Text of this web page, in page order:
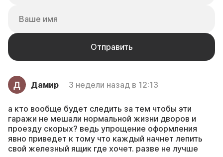
Дамир 3 недели назад в 12:13
а кто вообще будет следить за тем чтобы эти
гаражи не мешали нормальной жизни дворов и
проезду скорых? ведь упрощение оформления
явно приведет к тому что каждый начнет лепить
свой железный ящик где хочет. разве не лучше